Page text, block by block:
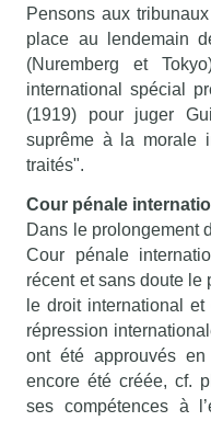
Pensons aux
place au lendemain
(Nuremberg et
international spécial
(1919) pour juger
suprême à la morale
traités".
Cour pénale
Dans le prolongement
Cour pénale
récent et sans doute le
le droit international
répression
ont été approuvés
encore été créée, cf.
ses compétences à